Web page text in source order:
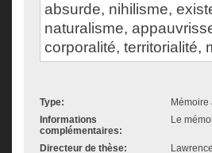
absurde, nihilisme,
naturalisme,
corporalité, territorialité,
Type:
Mémoire
Informations
complémentaires:
Le
Directeur de thèse: